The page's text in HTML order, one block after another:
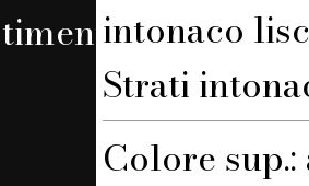
intonaco
Strati
Colore sup.: